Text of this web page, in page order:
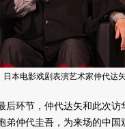
日本电影戏剧表演艺术家仲代达矢
环节，仲代达矢和此次访
弟仲代圭吾，为来场的中国